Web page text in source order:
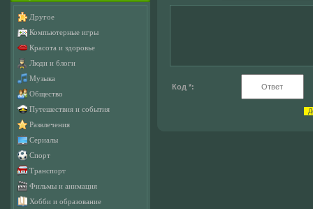
Другое
Компьютерные игры
Красота и здоровье
Люди и блоги
Музыка
Общество
Путешествия и события
Развлечения
Сериалы
Спорт
Транспорт
Фильмы и анимация
Хобби и образование
Код *: